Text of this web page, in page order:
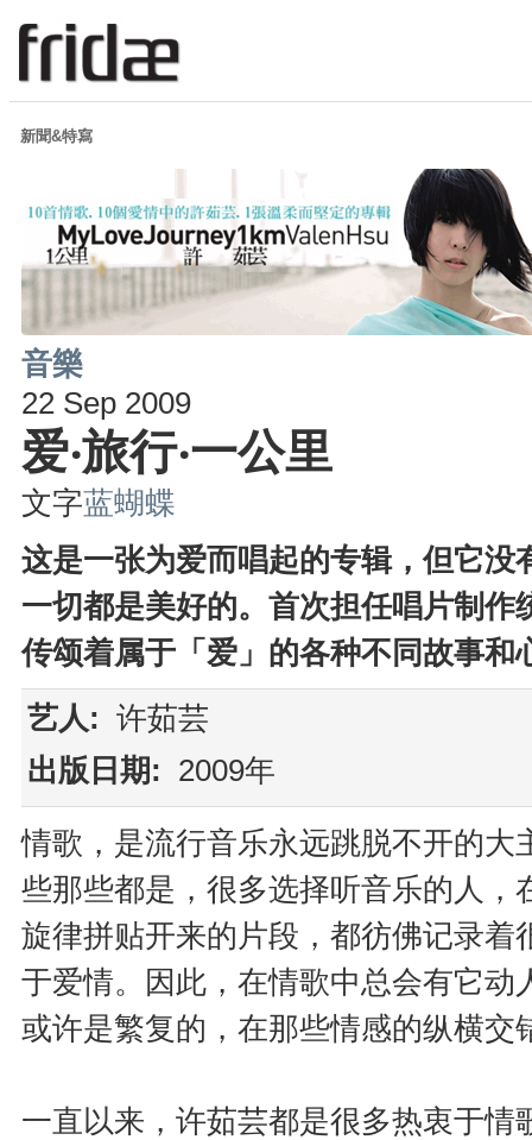
新聞&特寫
音樂
22 Sep 2009
爱‧旅行‧一公里
文字蓝蝴蝶
这是一张为爱而唱起的专辑，但它
一切都是美好的。首次担任唱片制
传颂着属于「爱」的各种不同故事
艺人: 许茹芸
出版日期: 2009年
情歌，是流行音乐永远跳脱不开的
些那些都是，很多选择听音乐的人
旋律拼贴开来的片段，都彷佛记录
于爱情。因此，在情歌中总会有它
或许是繁复的，在那些情感的纵横交
一直以来，许茹芸都是很多热衷于